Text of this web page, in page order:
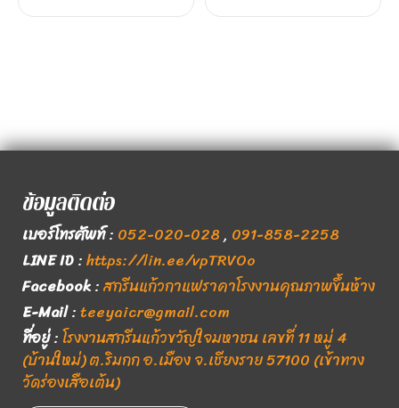
ข้อมูลติดต่อ
เบอร์โทรศัพท์: 052-020-028, 091-858-2258
LINE ID:https://lin.ee/vpTRVOo
Facebook:สกรีนแก้วกาแฟราคาโรงงานคุณภาพขึ้นห้าง
E-Mail:teeyaicr@gmail.com
ที่อยู่:โรงงานสกรีนแก้วขวัญใจมหาชน เลขที่ 11 หมู่ 4
(บ้านใหม่) ต.ริมกก อ.เมือง จ.เชียงราย 57100 (เข้าทาง
วัดร่องเสือเต้น)